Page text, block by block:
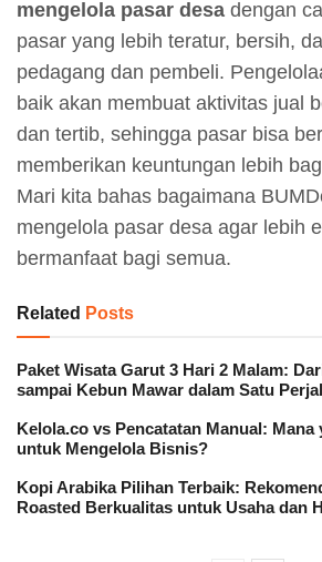
mengelola pasar desa dengan
pasar yang lebih teratur, bersih,
pedagang dan pembeli.
baik akan membuat aktivitas jual
dan tertib, sehingga pasar bisa
memberikan keuntungan lebih
Mari kita bahas bagaimana
mengelola pasar desa agar lebih
bermanfaat bagi semua.
Related Posts
Paket Wisata Garut 3 Hari 2 Malam:
sampai Kebun Mawar dalam Satu
Kelola.co vs Pencatatan Manual:
untuk Mengelola Bisnis?
Kopi Arabika Pilihan Terbaik:
Roasted Berkualitas untuk Usaha dan